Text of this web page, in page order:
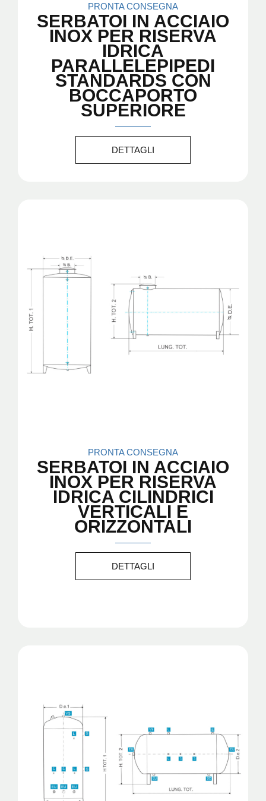
PRONTA CONSEGNA
SERBATOI IN ACCIAIO
INOX PER RISERVA
IDRICA
PARALLELEPIPEDI
STANDARDS CON
BOCCAPORTO
SUPERIORE
DETTAGLI
PRONTA CONSEGNA
SERBATOI IN ACCIAIO
INOX PER RISERVA
IDRICA CILINDRICI
VERTICALI E
ORIZZONTALI
DETTAGLI